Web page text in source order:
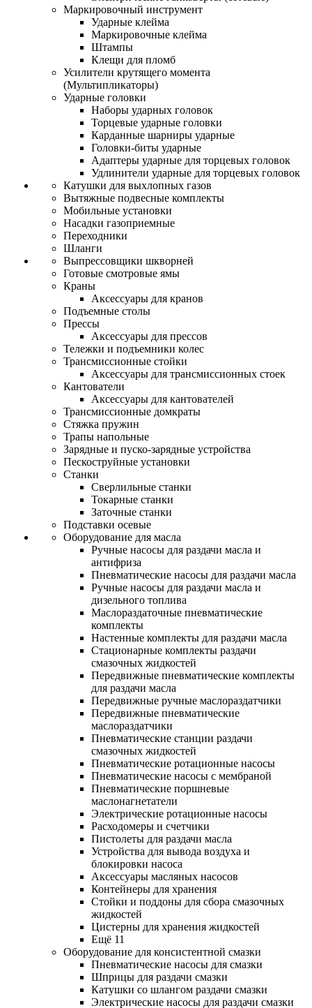
Маркировочный инструмент
Ударные клейма
Маркировочные клейма
Штампы
Клещи для пломб
Усилители крутящего момента
(Мультипликаторы)
Ударные головки
Наборы ударных головок
Торцевые ударные головки
Карданные шарниры ударные
Головки-биты ударные
Адаптеры ударные для торцевых головок
Удлинители ударные для торцевых головок
Катушки для выхлопных газов
Вытяжные подвесные комплекты
Мобильные установки
Насадки газоприемные
Переходники
Шланги
Выпрессовщики шкворней
Готовые смотровые ямы
Краны
Аксессуары для кранов
Подъемные столы
Прессы
Аксессуары для прессов
Тележки и подъемники колес
Трансмиссионные стойки
Аксессуары для трансмиссионных стоек
Кантователи
Аксессуары для кантователей
Трансмиссионные домкраты
Стяжка пружин
Трапы напольные
Зарядные и пуско-зарядные устройства
Пескоструйные установки
Станки
Сверлильные станки
Токарные станки
Заточные станки
Подставки осевые
Оборудование для масла
Ручные насосы для раздачи масла и
антифриза
Пневматические насосы для раздачи масла
Ручные насосы для раздачи масла и
дизельного топлива
Маслораздаточные пневматические
комплекты
Настенные комплекты для раздачи масла
Стационарные комплекты раздачи
смазочных жидкостей
Передвижные пневматические комплекты
для раздачи масла
Передвижные ручные маслораздатчики
Передвижные пневматические
маслораздатчики
Пневматические станции раздачи
смазочных жидкостей
Пневматические ротационные насосы
Пневматические насосы с мембраной
Пневматические поршневые
маслонагнетатели
Электрические ротационные насосы
Расходомеры и счетчики
Пистолеты для раздачи масла
Устройства для вывода воздуха и
блокировки насоса
Аксессуары масляных насосов
Контейнеры для хранения
Стойки и поддоны для сбора смазочных
жидкостей
Цистерны для хранения жидкостей
Ещё 11
Оборудование для консистентной смазки
Пневматические насосы для смазки
Шприцы для раздачи смазки
Катушки со шлангом раздачи смазки
Электрические насосы для раздачи смазки